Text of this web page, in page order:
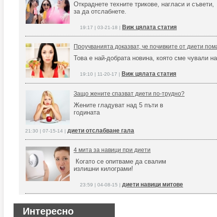
Откраднете техните трикове, нагласи и съвети,
за да отслабнете.
19:17 | 03-21-18 | Виж цялата статия
Проучванията доказват, че почивките от диети
Това е най-добрата новина, която сме чували
19:10 | 11-20-17 | Виж цялата статия
Защо жените спазват диети по-трудно?
Жените гладуват над 5 пъти в
годината
21:30 | 07-15-14 | диети отслабване гала
4 мита за навици при диети
Когато се опитваме да свалим
излишни килограми!
23:59 | 04-08-15 | диети навици митове
Интересно